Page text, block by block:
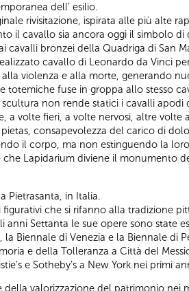
dell’ esilio.
rivisitazione, ispirata alle più alte
il cavallo sia ancora oggi il simbolo
cavalli bronzei della Quadriga di San
cavallo di Leonardo da Vinci
violenza e alla morte, generando
totemiche fuse in groppa allo stesso
non rende statici i cavalli apodi
a volte fieri, a volte nervosi, altre
consapevolezza del carico di
il corpo, ma non estinguendo la
Lapidarium diviene il monumento
Pietrasanta, in Italia.
che si rifanno alla tradizione
Settanta le sue opere sono state
la Biennale di Venezia e la Biennale
e della Tolleranza a Città del
e Sotheby’s a New York nei primi
valorizzazione del patrimonio nei